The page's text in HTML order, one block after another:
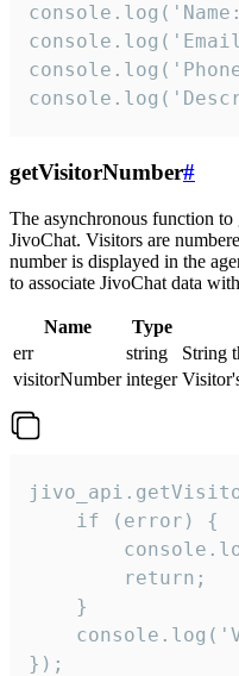
getVisitorNumber#
The asynchronous function
JivoChat. Visitors are
number is displayed in the
to associate JivoChat data
Name Type
err
string
String
visitorNumber integer
    if (error) {
        return;
    }
});